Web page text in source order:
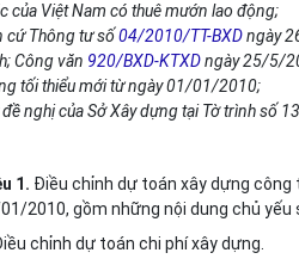
của Việt Nam có thuê mướn lao động;
cứ Thông tư số04/2010/TT-BXDngày
Công văn 920/BXD-KTXDngày 25/5/
tối thiểu mới từ ngày 01/01/2010;
đề nghị của Sở Xây dựng tại Tờ trình số
1. Điều chỉnh dự toán xây dựng
2010, gồm những nội dung chủ yếu
chỉnh dự toán chi phí xây dựng.